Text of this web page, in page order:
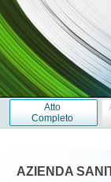
Atto
Completo
AZIENDA